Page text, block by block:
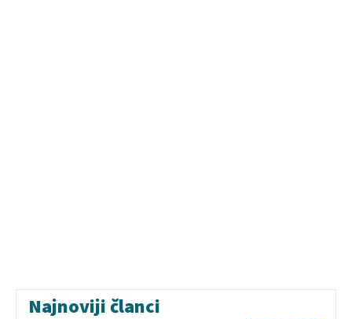
Najnoviji članci